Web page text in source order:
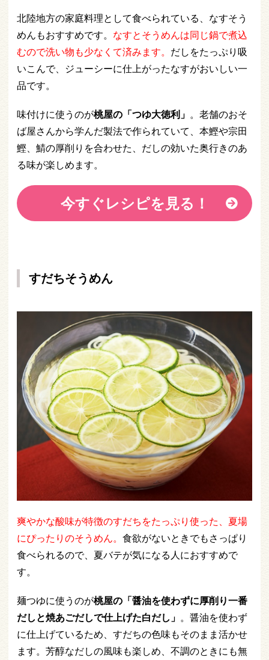
北陸地方の家庭料理として食べられている、なすそう
めんもおすすめです。 なすとそうめんは同じ鍋で煮込
むので洗い物も少なくて済みます。 だしをたっぷり吸
いこんで、ジューシーに仕上がったなすがおいしい一
品です。
味付けに使うのが桃屋の「つゆ大徳利」 。老舗のおそ
ば屋さんから学んだ製法で作られていて、本鰹や宗田
鰹、鯖の厚削りを合わせた、だしの効いた奥行きのあ
る味が楽しめます。
今すぐレシピを見る！
すだちそうめん
爽やかな酸味が特徴のすだちをたっぷり使った、夏場
にぴったりのそうめん。 食欲がないときでもさっぱり
食べられるので、夏バテが気になる人におすすめで
す。
麺つゆに使うのが桃屋の「醤油を使わずに厚削り一番
だしと焼あごだしで仕上げた白だし」 。醤油を使わず
に仕上げているため、すだちの色味もそのまま活かせ
ます。芳醇なだしの風味も楽しめ、不調のときにも無